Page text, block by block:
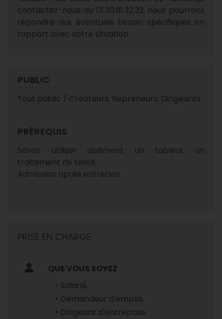
contactez-nous au 01.30.91.32.32, nous pourrons
répondre aux éventuels besoin spécifiques en
rapport avec votre situation.
PUBLIC
Tout public / Créateurs, Repreneurs, Dirigeants
PRÉREQUIS
Savoir utiliser aisément un tableur, un
traitement de texte.
Admission après entretien.
PRISE EN CHARGE
QUE VOUS SOYEZ
Salarié,
Demandeur d'emploi,
Dirigeant d'entreprise